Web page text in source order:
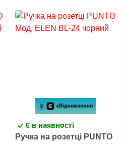
Є в наявності
Ручка на розетці PUNTO